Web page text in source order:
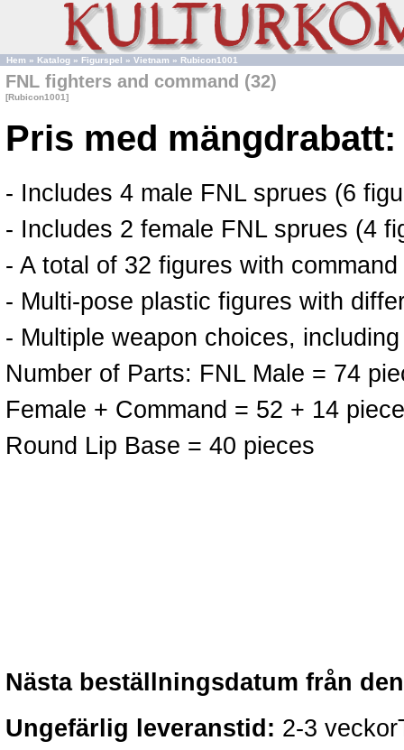
Hem » Katalog » Figurspel » Vietnam » Rubicon1001
FNL fighters and command (32)
[Rubicon1001]
Pris med mängdrabatt:
- Includes 4 male FNL sprues (6
- Includes 2 female FNL sprues (4
- A total of 32 figures with
- Multi-pose plastic figures with
- Multiple weapon choices,
Number of Parts: FNL Male = 74
Female + Command = 52 + 14
Round Lip Base = 40 pieces
Nästa beställningsdatum från
Ungefärlig leveranstid: 2-3